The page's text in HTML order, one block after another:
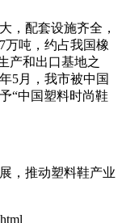
，配套设施齐全，
万吨，约占我国橡
产和出口基地之
5月，我市被中国
“中国塑料时尚鞋
，推动塑料鞋产业